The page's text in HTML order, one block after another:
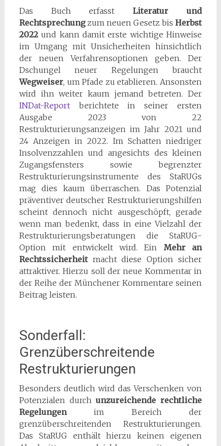
Das Buch erfasstLiteratur und
Rechtsprechungzum neuen Gesetz bisHerbst
2022und kann damit erste wichtige Hinweise
im Umgang mit Unsicherheiten hinsichtlich
der neuen Verfahrensoptionen geben. Der
Dschungel neuer Regelungen braucht
Wegweiser, um Pfade zu etablieren. Ansonsten
wird ihn weiter kaum jemand betreten. Der
INDat-Reportberichtete in seiner ersten
Ausgabe 2023 von 22
Restrukturierungsanzeigen im Jahr 2021 und
24 Anzeigen in 2022. Im Schatten niedriger
Insolvenzzahlen und angesichts des kleinen
Zugangsfensters sowie begrenzter
Restrukturierungsinstrumente des StaRUGs
mag dies kaum überraschen. Das Potenzial
präventiver deutscher Restrukturierungshilfen
scheint dennoch nicht ausgeschöpft, gerade
wenn man bedenkt, dass in eine Vielzahl der
Restrukturierungsberatungen die StaRUG-
Option mit entwickelt wird. Ein Mehr an
Rechtssicherheitmacht diese Option sicher
attraktiver. Hierzu soll der neue Kommentar in
der Reihe der Münchener Kommentare seinen
Beitrag leisten.
Sonderfall:
Grenzüberschreitende
Restrukturierungen
Besonders deutlich wird das Verschenken von
Potenzialen durchunzureichende rechtliche
Regelungenim Bereich der
grenzüberschreitenden Restrukturierungen.
Das StaRUG enthält hierzu keinen eigenen